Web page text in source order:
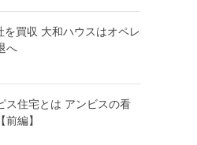
買収 大和ハウスはオペレ
へ
ス住宅とは アンビスの看
編】